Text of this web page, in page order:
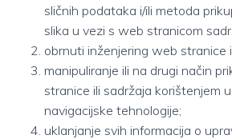
sličnih podataka i/ili metoda
slika u vezi s web stranicom
obrnuti inženjering web stranice
manipuliranje ili na drugi način
stranice ili sadržaja korištenjem
navigacijske tehnologije;
uklanjanje svih informacija o